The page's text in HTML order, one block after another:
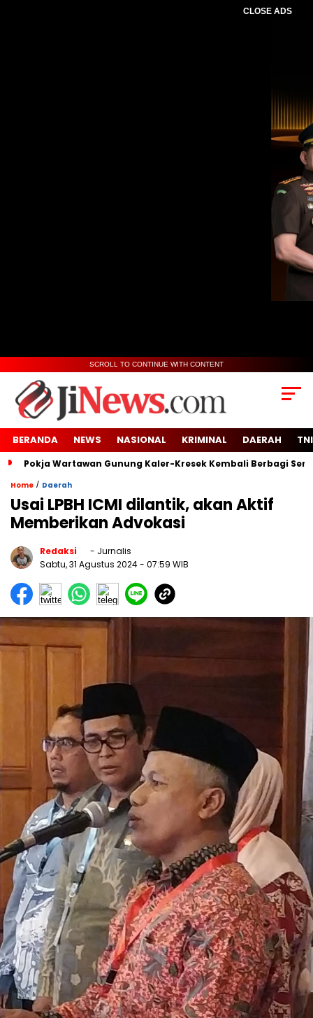
CLOSE ADS
SCROLL TO CONTINUE WITH CONTENT
BERANDA NEWS NASIONAL KRIMINAL DAERAH
Pokja Wartawan Gunung Kaler-Kresek Kembali Berbagi
Home / Daerah
Usai LPBH ICMI dilantik, akan Aktif
Memberikan Advokasi
Redaksi
- Jurnalis
Sabtu, 31 Agustus 2024- 07:59 WIB